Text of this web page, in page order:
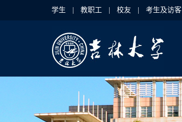
学生 教职工 校友 考生及访客